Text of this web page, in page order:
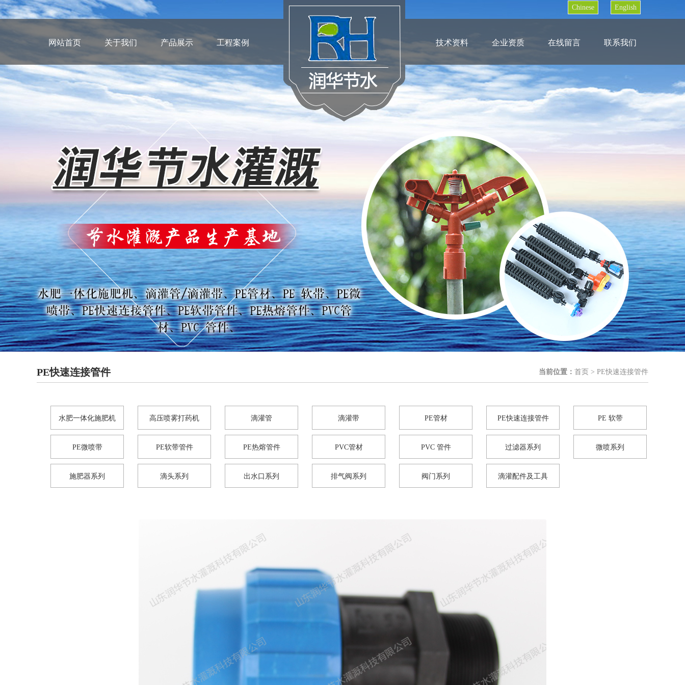
Chinese English
网站首页 关于我们 产品展示 工程案例 技术资料 企业资质 在线留言 联系我们
PE快速连接管件 当前位置： 首页 > PE快速连接管件
水肥一体化施肥机 高压喷雾打药机 滴灌管 滴灌带 PE管材 PE快速连接管件 PE 软带
PE微喷带 PE软带管件 PE热熔管件 PVC管材 PVC 管件 过滤器系列 微喷系列
施肥器系列 滴头系列 出水口系列 排气阀系列 阀门系列 滴灌配件及工具